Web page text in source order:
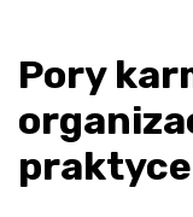
Pory
praktyce